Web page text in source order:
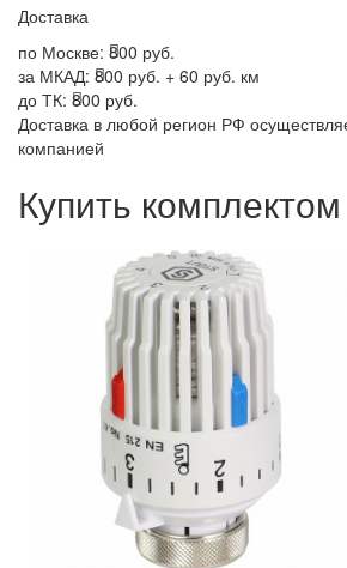
Доставка
по Москве: 800 руб.
за МКАД: 800 руб. + 60 руб. км
до ТК: 800 руб.
Доставка в любой регион РФ
компанией
Купить комплектом